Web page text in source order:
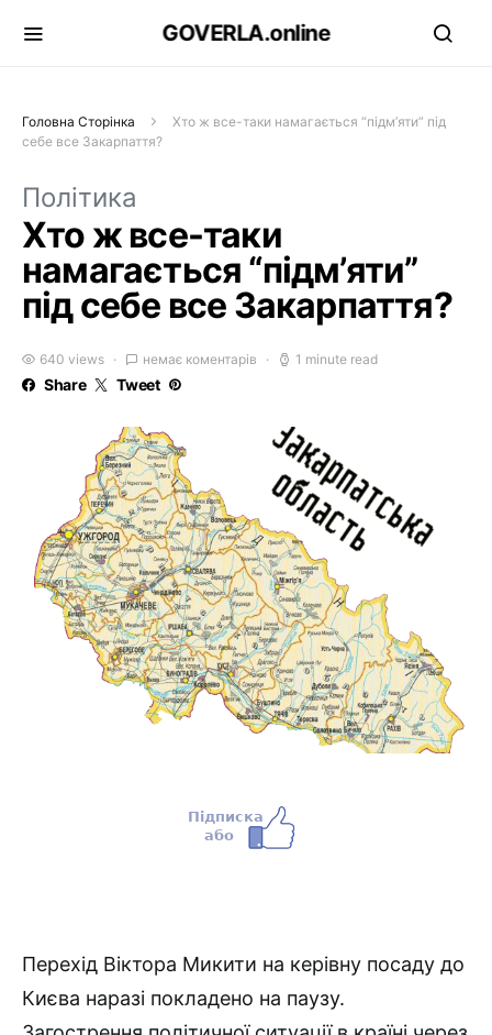
GOVERLA.online
Головна Сторінка
Хто ж все-таки намагається “підм’яти” під
себе все Закарпаття?
Політика
Хто ж все-таки
намагається “підм’яти”
під себе все Закарпаття?
640 views немає коментарів 1 minute read
Share Tweet
Перехід Віктора Микити на керівну посаду до
Києва наразі покладено на паузу.